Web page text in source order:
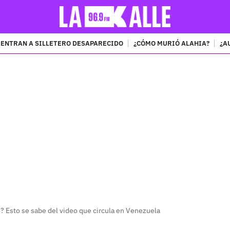
A SILLETERO DESAPARECIDO ¿CÓMO MURIÓ ALAHIA?
Esto se sabe del video que circula en Venezuela